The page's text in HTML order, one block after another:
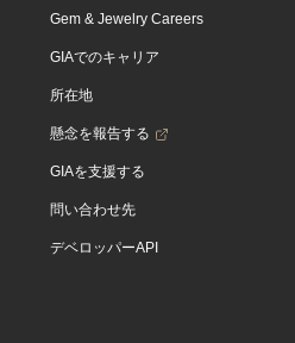
Gem & Jewelry Careers
GIAでのキャリア
所在地
懸念を報告する
GIAを支援する
問い合わせ先
デベロッパーAPI